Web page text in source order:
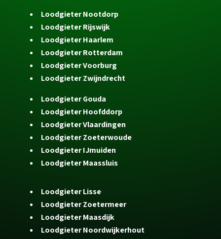
Loodgieter Nootdorp
Loodgieter Rijswijk
Loodgieter Haarlem
Loodgieter Rotterdam
Loodgieter Voorburg
Loodgieter Zwijndrecht
Loodgieter Gouda
Loodgieter Hoofddorp
Loodgieter Vlaardingen
Loodgieter Zoeterwoude
Loodgieter IJmuiden
Loodgieter Maassluis
Loodgieter Lisse
Loodgieter Zoetermeer
Loodgieter Maasdijk
Loodgieter Noordwijkerhout